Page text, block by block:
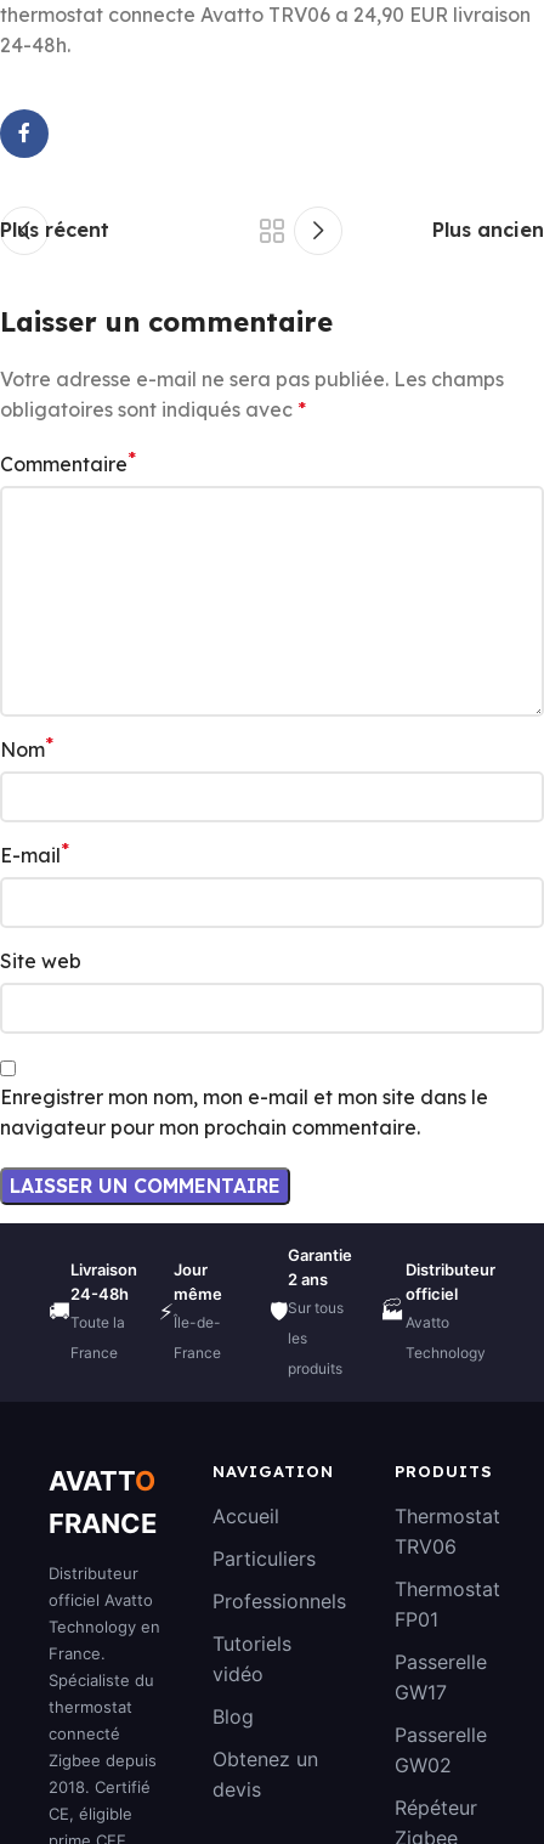
thermostat connecte Avatto TRV06 a 24,90 EUR livraison
24-48h.
Plus récent Plus ancien
Laisser un commentaire
Votre adresse e-mail ne sera pas publiée. Les champs
obligatoires sont indiqués avec *
Commentaire*
Nom*
E-mail*
Site web
Enregistrer mon nom, mon e-mail et mon site dans le
navigateur pour mon prochain commentaire.
🚚
Livraison
24-48h
Toute la
France
⚡
Jour
même
Île-de-
France
🛡️
Garantie
2 ans
Sur tous
les
produits
🏭
Distributeur
officiel
Avatto
Technology
AVATTO
FRANCE
Distributeur
officiel Avatto
Technology en
France.
Spécialiste du
thermostat
connecté
Zigbee depuis
2018. Certifié
CE, éligible
prime CEE
NAVIGATION
Accueil
Particuliers
Professionnels
Tutoriels
vidéo
Blog
Obtenez un
devis
PRODUITS
Thermostat
TRV06
Thermostat
FP01
Passerelle
GW17
Passerelle
GW02
Répéteur
Zigbee